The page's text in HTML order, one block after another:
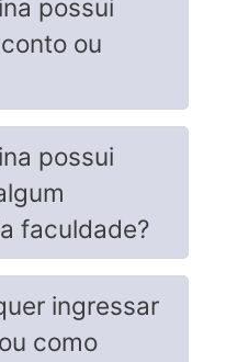
possui
ou
possui
faculdade?
ingressar
como